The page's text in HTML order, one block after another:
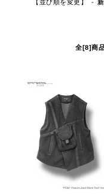
【並び順を変更】
全[8]商